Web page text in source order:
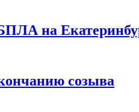
на
созыва